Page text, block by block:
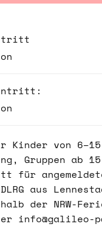
Kinder von
Gruppen ab
angemeldete
DLRG aus
der NRW-
info@galileo-